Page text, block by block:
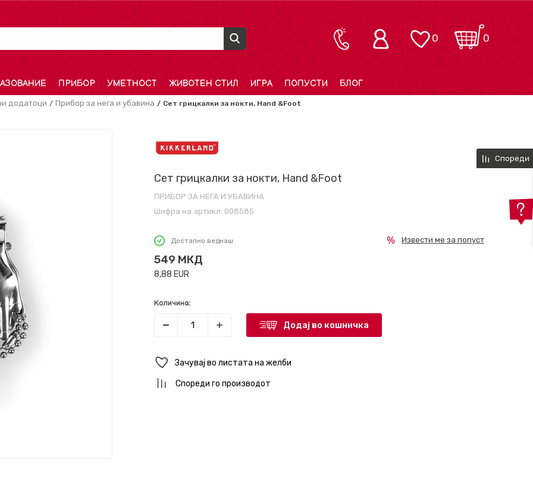
0
0
ПРИБОР УМЕТНОСТ ЖИВОТЕН СТИЛ ИГРА ПОПУСТИ БЛОГ
додатоци Прибор за нега и убавина Сет грицкалки за нокти, Hand &Foot
Сет грицкалки за нокти, Hand &Foot
ПРИБОР ЗА НЕГА И УБАВИНА
Шифра на артикл: 008585
Достапно веднаш
549 МКД
8,88 EUR
Извести ме за попуст
Количина:
Додај во кошничка
Зачувај во листата на желби
Спореди го производот
Спореди